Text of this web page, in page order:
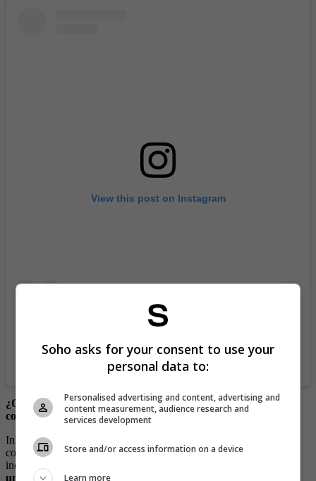
View this post on Instagram
A post shared by Mr Woody Paparazzi (@mrwoodyking)
¿Cómo se dio a conocer Viena Ruiz en la farándula
colombiana?
Inició como modelo en el año 1987, para luego de dar a conocerse
con su angelical rostro y cuerpazo, ganarse la oportunidad de
incursionar como actriz, cuando protagonizó la telenovela,
una mujer’, en la que trabajó junto a Marcelo Cezán y Angie
Soho asks for your consent to use your
personal data to:
Personalised advertising and content, advertising and
content measurement, audience research and
services development
Store and/or access information on a device
Learn more